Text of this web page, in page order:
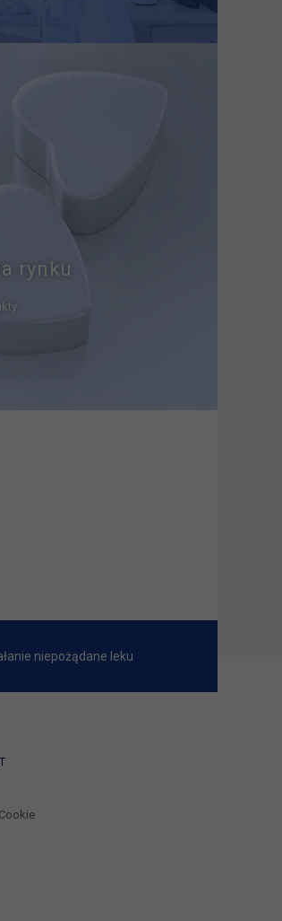
rynku
niepożądane leku